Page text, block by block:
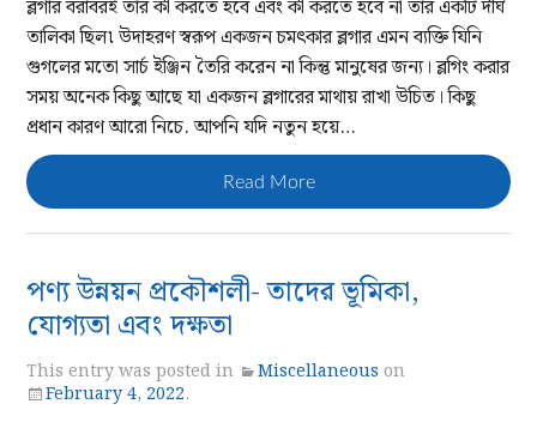
ব্লগার বরাবরই তার কী করতে হবে এবং কী করতে হবে না তার একটি দীর্ঘ
তালিকা ছিল৷ উদাহরণ স্বরূপ একজন চমৎকার ব্লগার এমন ব্যক্তি যিনি
গুগলের মতো সার্চ ইঞ্জিন তৈরি করেন না কিন্তু মানুষের জন্য। ব্লগিং করার
সময় অনেক কিছু আছে যা একজন ব্লগারের মাথায় রাখা উচিত। কিছু
প্রধান কারণ আরো নিচে. আপনি যদি নতুন হয়ে…
Read More
পণ্য উন্নয়ন প্রকৌশলী- তাদের ভূমিকা,
যোগ্যতা এবং দক্ষতা
This entry was posted in Miscellaneous on
February 4, 2022.